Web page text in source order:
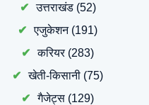
उत्तराखंड(52)
एजुकेशन(191)
करियर(283)
खेती-किसानी (75)
गैजेट्स (129)